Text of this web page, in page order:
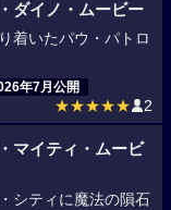
ダイノ・ムービー
着いたパウ・パトロ
年7月公開
★★★★★ 2
マイティ・ムービ
シティに魔法の隕石